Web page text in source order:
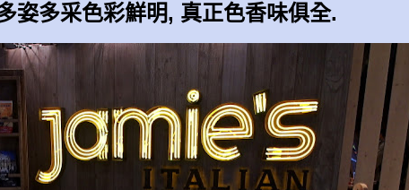
姿多采色彩鮮明, 真正色香味俱全.